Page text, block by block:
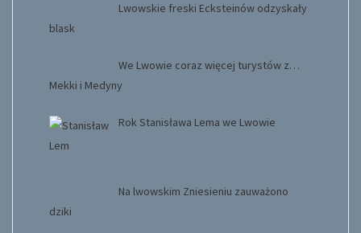
Lwowskie freski Ecksteinów odzyskały
blask
We Lwowie coraz więcej turystów z…
Mekki i Medyny
Rok Stanisława Lema we Lwowie
Na lwowskim Zniesieniu zauważono
dziki